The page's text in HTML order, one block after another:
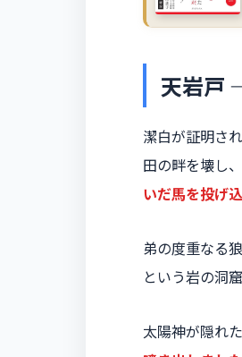
天岩戸
潔白が証明さ
田の畔を壊し
いだ馬を投げ
弟の度重なる
という岩の洞
太陽神が隠れた